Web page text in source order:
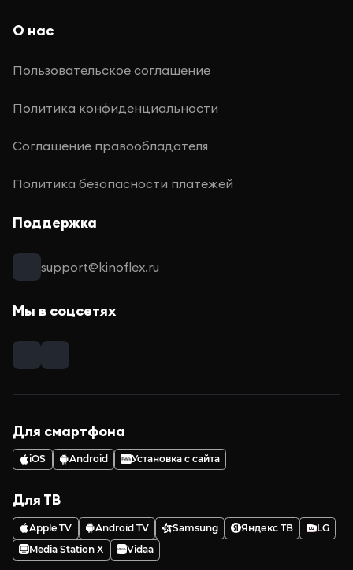
О нас
Пользовательское соглашение
Политика конфиденциальности
Соглашение правообладателя
Политика безопасности платежей
Поддержка
support@kinoflex.ru
Мы в соцсетях
Для смартфона
iOS Android Установка с сайта
Для ТВ
Apple TV Android TV Samsung Яндекс ТВ
LG
Media Station X
Vidaa